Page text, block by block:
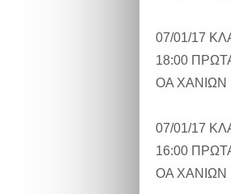
07/01/17
18:00
ΟΑ ΧΑΝΙΩΝ
07/01/17
16:00
ΟΑ ΧΑΝΙΩΝ